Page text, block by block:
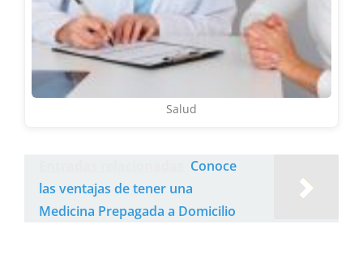
Salud
Conoce
las ventajas de tener una
Medicina Prepagada a Domicilio